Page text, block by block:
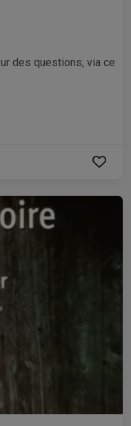
des questions, via ce